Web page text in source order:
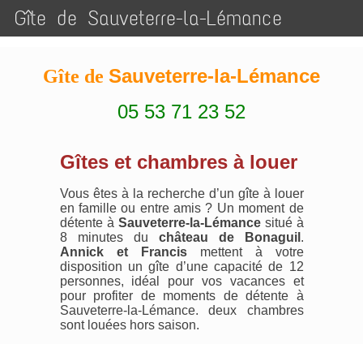
Gîte de Sauveterre-la-Lémance
Gîte de Sauveterre-la-Lémance
05 53 71 23 52
Gîtes et chambres à louer
Vous êtes à la recherche d’un gîte à louer
en famille ou entre amis ? Un moment de
détente à Sauveterre-la-Lémance situé à
8 minutes du château de Bonaguil .
Annick et Francismettent à votre
disposition un gîte d’une capacité de 12
personnes, idéal pour vos vacances et
pour profiter de moments de détente à
Sauveterre-la-Lémance. deux chambres
sont louées hors saison.